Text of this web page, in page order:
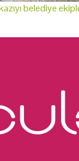
belediye